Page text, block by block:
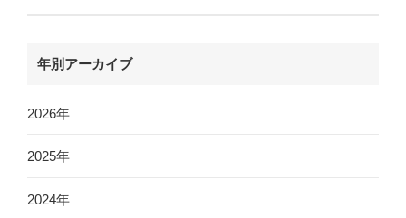
年別アーカイブ
2026年
2025年
2024年